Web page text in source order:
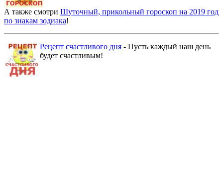
А также смотри Шуточный, прикольный гороскоп на 2019 год
по знакам зодиака!
Рецепт счастливого дня - Пусть каждый наш день
будет счастливым!